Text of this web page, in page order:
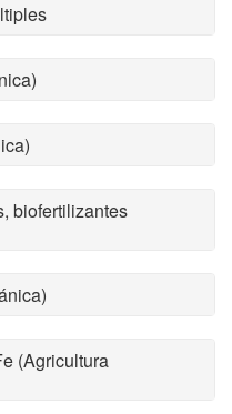
biofertilizantes
(Agricultura